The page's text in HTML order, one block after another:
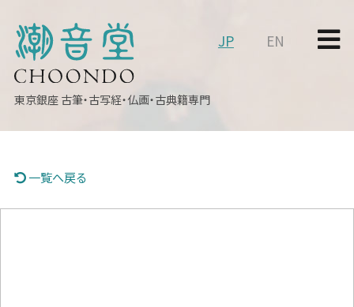
東京銀座 古筆・古写経・仏画・古典籍専門
JP EN
一覧へ戻る